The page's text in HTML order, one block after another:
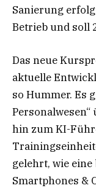
Sanierung
Betrieb und soll
Das neue
aktuelle
so Hummer. Es
hin zum KI-
gelehrt, wie
Smartphones &